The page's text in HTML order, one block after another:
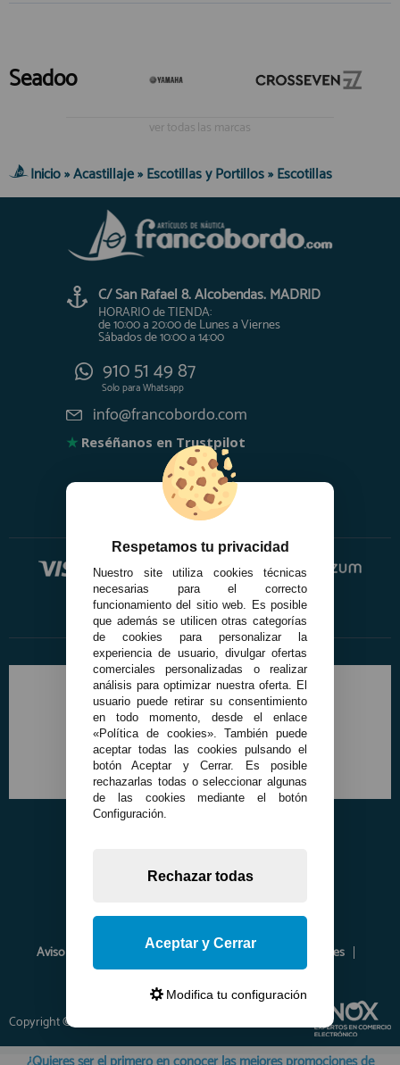
Seadoo
ver todas las marcas
Inicio»Acastillaje»Escotillas y Portillos»Escotillas
C/ San Rafael 8. Alcobendas. MADRID
HORARIO de TIENDA:
de 10:00 a 20:00 de Lunes a Viernes
Sábados de 10:00 a 14:00
910 51 49 87
Solo paraWhatsapp
info@francobordo.com
★ Reséñanos en Trustpilot
Aviso Legal Política de Privacidad
Política de Cookies
Envíos y Devoluciones
Opiniones
Copyright © 2026 www.francobordo.com
Respetamos tu privacidad
Nuestro site utiliza cookies técnicas
necesarias para el correcto
funcionamiento del sitio web. Es posible
que además se utilicen otras categorías
de cookies para personalizar la
experiencia de usuario, divulgar ofertas
comerciales personalizadas o realizar
análisis para optimizar nuestra oferta. El
usuario puede retirar su consentimiento
en todo momento, desde el enlace
«Política de cookies». También puede
aceptar todas las cookies pulsando el
botón Aceptar y Cerrar. Es posible
rechazarlas todas o seleccionar algunas
de las cookies mediante el botón
Configuración.
Rechazar todas
Aceptar y Cerrar
Modifica tu configuración